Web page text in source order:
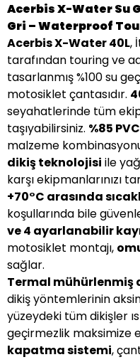
Acerbis X-Water Su
Gri – Waterproof
Acerbis X-Water 40L,
tarafından touring ve
tasarlanmış %100 su
motosiklet çantasıdır.
seyahatlerinde tüm
taşıyabilirsiniz. %85
malzeme
dikiş teknolojisi ile
karşı ekipmanlarınızı
+70°C arasında
koşullarında bile
ve 4 ayarlanabilir
motosiklet montajı,
sağlar.
Termal mühürlenmiş
dikiş yöntemlerinin
yüzeydeki tüm dikişler
geçirmezlik maksimize
kapatma sistemi,